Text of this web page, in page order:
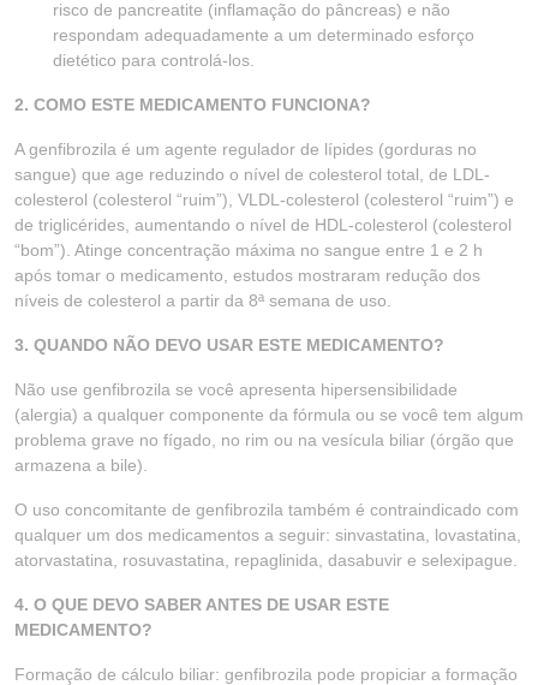
risco de pancreatite (inflamação do pâncreas) e não
respondam adequadamente a um determinado esforço
dietético para controlá-los.
2. COMO ESTE MEDICAMENTO FUNCIONA?
A genfibrozila é um agente regulador de lípides (gorduras no
sangue) que age reduzindo o nível de colesterol total, de LDL-
colesterol (colesterol “ruim”), VLDL-colesterol (colesterol “ruim”) e
de triglicérides, aumentando o nível de HDL-colesterol (colesterol
“bom”). Atinge concentração máxima no sangue entre 1 e 2 h
após tomar o medicamento, estudos mostraram redução dos
níveis de colesterol a partir da 8ª semana de uso.
3. QUANDO NÃO DEVO USAR ESTE MEDICAMENTO?
Não use genfibrozila se você apresenta hipersensibilidade
(alergia) a qualquer componente da fórmula ou se você tem algum
problema grave no fígado, no rim ou na vesícula biliar (órgão que
armazena a bile).
O uso concomitante de genfibrozila também é contraindicado com
qualquer um dos medicamentos a seguir: sinvastatina, lovastatina,
atorvastatina, rosuvastatina, repaglinida, dasabuvir e selexipague.
4. O QUE DEVO SABER ANTES DE USAR ESTE
MEDICAMENTO?
Formação de cálculo biliar: genfibrozila pode propiciar a formação